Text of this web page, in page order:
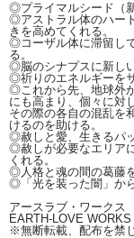
そして、強力なヒーラー
◎プライマルシード（
◎アストラル体のハー
きを高めてくれる。
◎コーザル体に滞留し
る。
◎脳のシナプスに新し
◎祈りのエネルギーを
◎これから先、地球外
にも高まり、個々に対
その際の各自の混乱を
けるのを助ける。
◎赦しと愛、生きるパ
◎赦しが必要なエリア
くれる。
◎人格と魂の間の葛藤
◎「光を装った闇」か
アースラブ・ワーク
EARTH-LOVE WORKS
※無断転載、配布を禁